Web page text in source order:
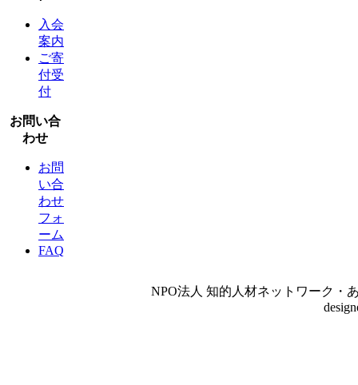
入会
案内
ご寄
付受
付
お問い合
わせ
お問
い合
わせ
フォ
ーム
FAQ
NPO法人 知的人材ネットワーク・